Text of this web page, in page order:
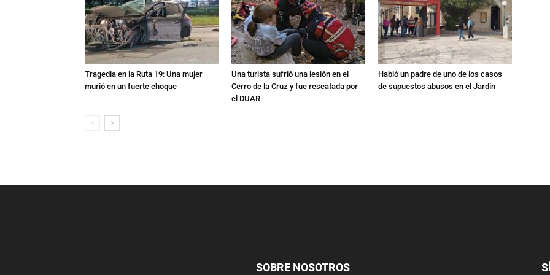
Tragedia en la Ruta 19: Una mujer
murió en un fuerte choque
Una turista sufrió una lesión en el
Cerro de la Cruz y fue rescatada por
el DUAR
Habló un padre de uno de los casos
de supuestos abusos en el Jardín
SOBRE NOSOTROS